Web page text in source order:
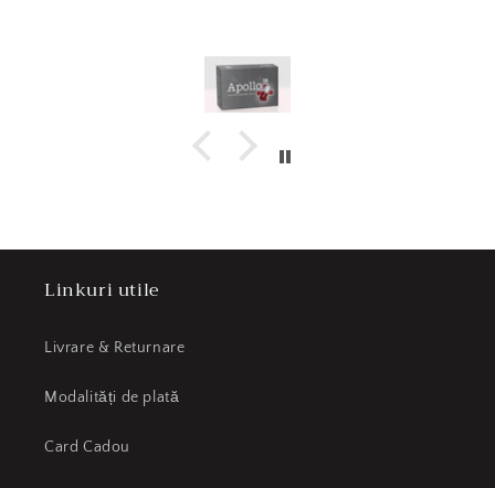
Linkuri utile
Livrare & Returnare
Modalități de plată
Card Cadou